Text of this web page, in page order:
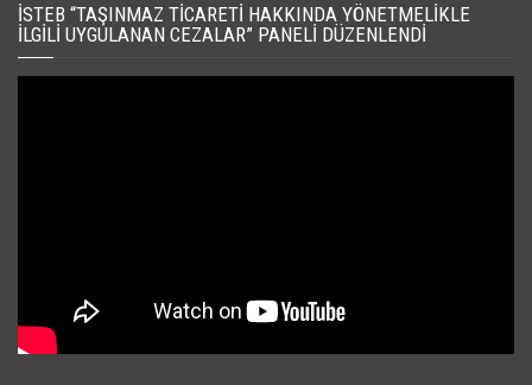
İSTEB “TAŞINMAZ TICARETI HAKKINDA YÖNETMELIKLE
İLGILI UYGULANAN CEZALAR” PANELI DÜZENLENDI